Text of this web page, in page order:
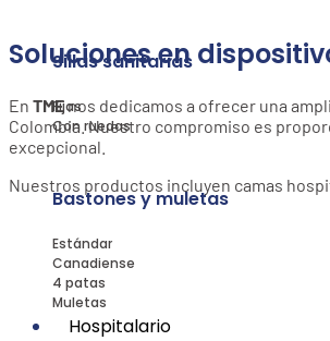
Sillas sanitarias
Fijas
Con ruedas
Bastones y muletas
Estándar
Canadiense
4 patas
Muletas
Hospitalario
Soluciones en
En TMEnos dedicamos a ofrecer una
Colombia. Nuestro compromiso es
excepcional.
Nuestros productos incluyen camas